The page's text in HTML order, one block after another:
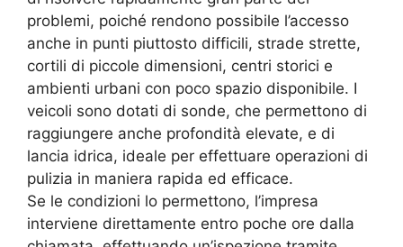
problemi, poiché rendono possibile l’accesso
anche in punti piuttosto difficili, strade strette,
cortili di piccole dimensioni, centri storici e
ambienti urbani con poco spazio disponibile. I
veicoli sono dotati di sonde, che permettono di
raggiungere anche profondità elevate, e di
lancia idrica, ideale per effettuare operazioni di
pulizia in maniera rapida ed efficace.
Se le condizioni lo permettono, l’impresa
interviene direttamente entro poche ore dalla